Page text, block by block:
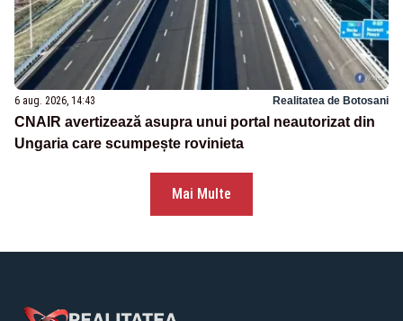
6 aug. 2026, 14:43 Realitatea de Botosani
CNAIR avertizează asupra unui portal neautorizat din
Ungaria care scumpește rovinieta
Mai Multe